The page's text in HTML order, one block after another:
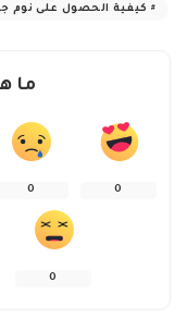
كيفية الحصول على نوم
ما
0
0
0